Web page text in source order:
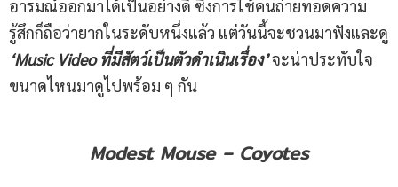
อารมณ์ออกมาได้เป็นอย่างดี ซึ่งการใช้คนถ่ายทอดความ
รู้สึกก็ถือว่ายากในระดับหนึ่งแล้ว แต่วันนี้จะชวนมาฟังและดู
‘Music Video ที่มีสัตว์เป็นตัวดำเนินเรื่อง’จะน่าประทับใจ
ขนาดไหนมาดูไปพร้อม ๆ กัน
Modest Mouse – Coyotes